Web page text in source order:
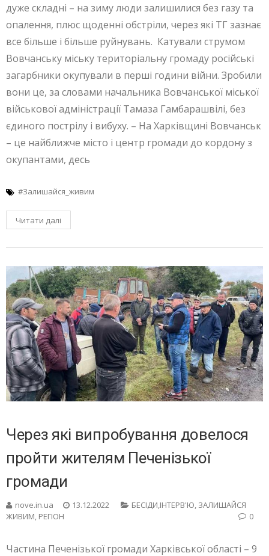
дуже складні – на зиму люди залишилися без газу та
опалення, плюс щоденні обстріли, через які ТГ зазнає
все більше і більше руйнувань. Катували струмом
Вовчанську міську терито­ріальну громаду російські
загарбники окупували в перші години війни. Зробили
вони це, за словами начальника Вовчанської міської
військової адміністрації Тамаза Гамбарашвілі, без
єдиного пострілу і вибуху. – На Харківщині Вовчанськ
– це найближче місто і центр громади до кордону з
окупантами, десь
#Залишайся_живим
Читати далі
Через які випробування довелося
пройти жителям Печенізької
громади
nove.in.ua 13.12.2022 БЕСIДИ,ІНТЕРВ'Ю, ЗАЛИШАЙСЯ
ЖИВИМ, РЕГІОН 0
Частина Печенізької громади Харківської області – 9